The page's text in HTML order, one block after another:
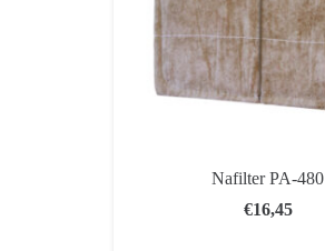
Nafilter PA-480
€16,45